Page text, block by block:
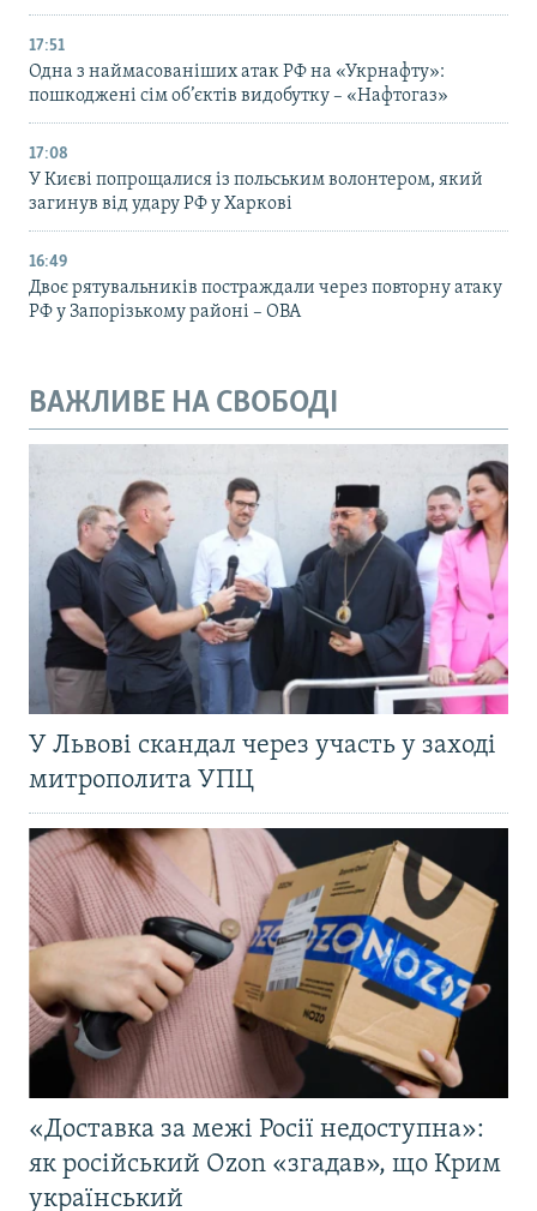
17:51
Одна з наймасованіших атак РФ на «Укрнафту»:
пошкоджені сім об’єктів видобутку – «Нафтогаз»
17:08
У Києві попрощалися із польським волонтером, який
загинув від удару РФ у Харкові
16:49
Двоє рятувальників постраждали через повторну атаку
РФ у Запорізькому районі – ОВА
ВАЖЛИВЕ НА СВОБОДІ
У Львові скандал через участь у заході
митрополита УПЦ
«Доставка за межі Росії недоступна»:
як російський Ozon «згадав», що Крим
український